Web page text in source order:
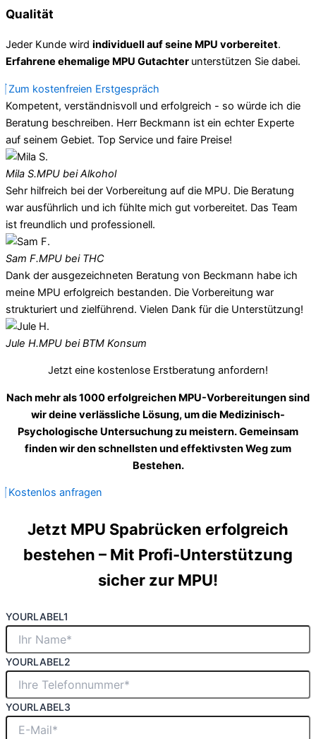
Qualität
Jeder Kunde wird individuell auf seine MPU vorbereitet.
Erfahrene ehemalige MPU Gutachter unterstützen Sie dabei.
Zum kostenfreien Erstgespräch
Kompetent, verständnisvoll und erfolgreich - so würde ich die
Beratung beschreiben. Herr Beckmann ist ein echter Experte
auf seinem Gebiet. Top Service und faire Preise!
Mila S.MPU bei Alkohol
Sehr hilfreich bei der Vorbereitung auf die MPU. Die Beratung
war ausführlich und ich fühlte mich gut vorbereitet. Das Team
ist freundlich und professionell.
Sam F.MPU bei THC
Dank der ausgezeichneten Beratung von Beckmann habe ich
meine MPU erfolgreich bestanden. Die Vorbereitung war
strukturiert und zielführend. Vielen Dank für die Unterstützung!
Jule H.MPU bei BTM Konsum
Jetzt eine kostenlose Erstberatung anfordern!
Nach mehr als 1000 erfolgreichen MPU-Vorbereitungen sind
wir deine verlässliche Lösung, um die Medizinisch-
Psychologische Untersuchung zu meistern. Gemeinsam
finden wir den schnellsten und effektivsten Weg zum
Bestehen.
Kostenlos anfragen
Jetzt MPU Spabrücken erfolgreich
bestehen – Mit Profi-Unterstützung
sicher zur MPU!
YOURLABEL1
YOURLABEL2
YOURLABEL3